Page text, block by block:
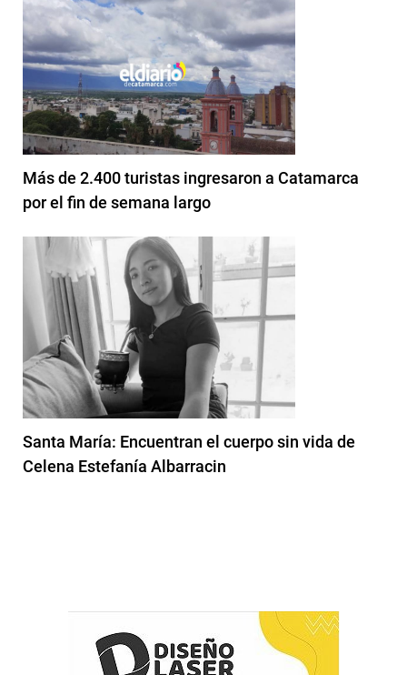
Más de 2.400 turistas ingresaron a Catamarca
por el fin de semana largo
Santa María: Encuentran el cuerpo sin vida de
Celena Estefanía Albarracin